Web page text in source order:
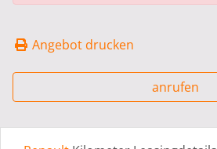
Angebot drucken
anrufen